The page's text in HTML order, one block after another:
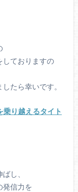
しておりますの
たら幸いです。
り越えるタイト
し、
発信力を